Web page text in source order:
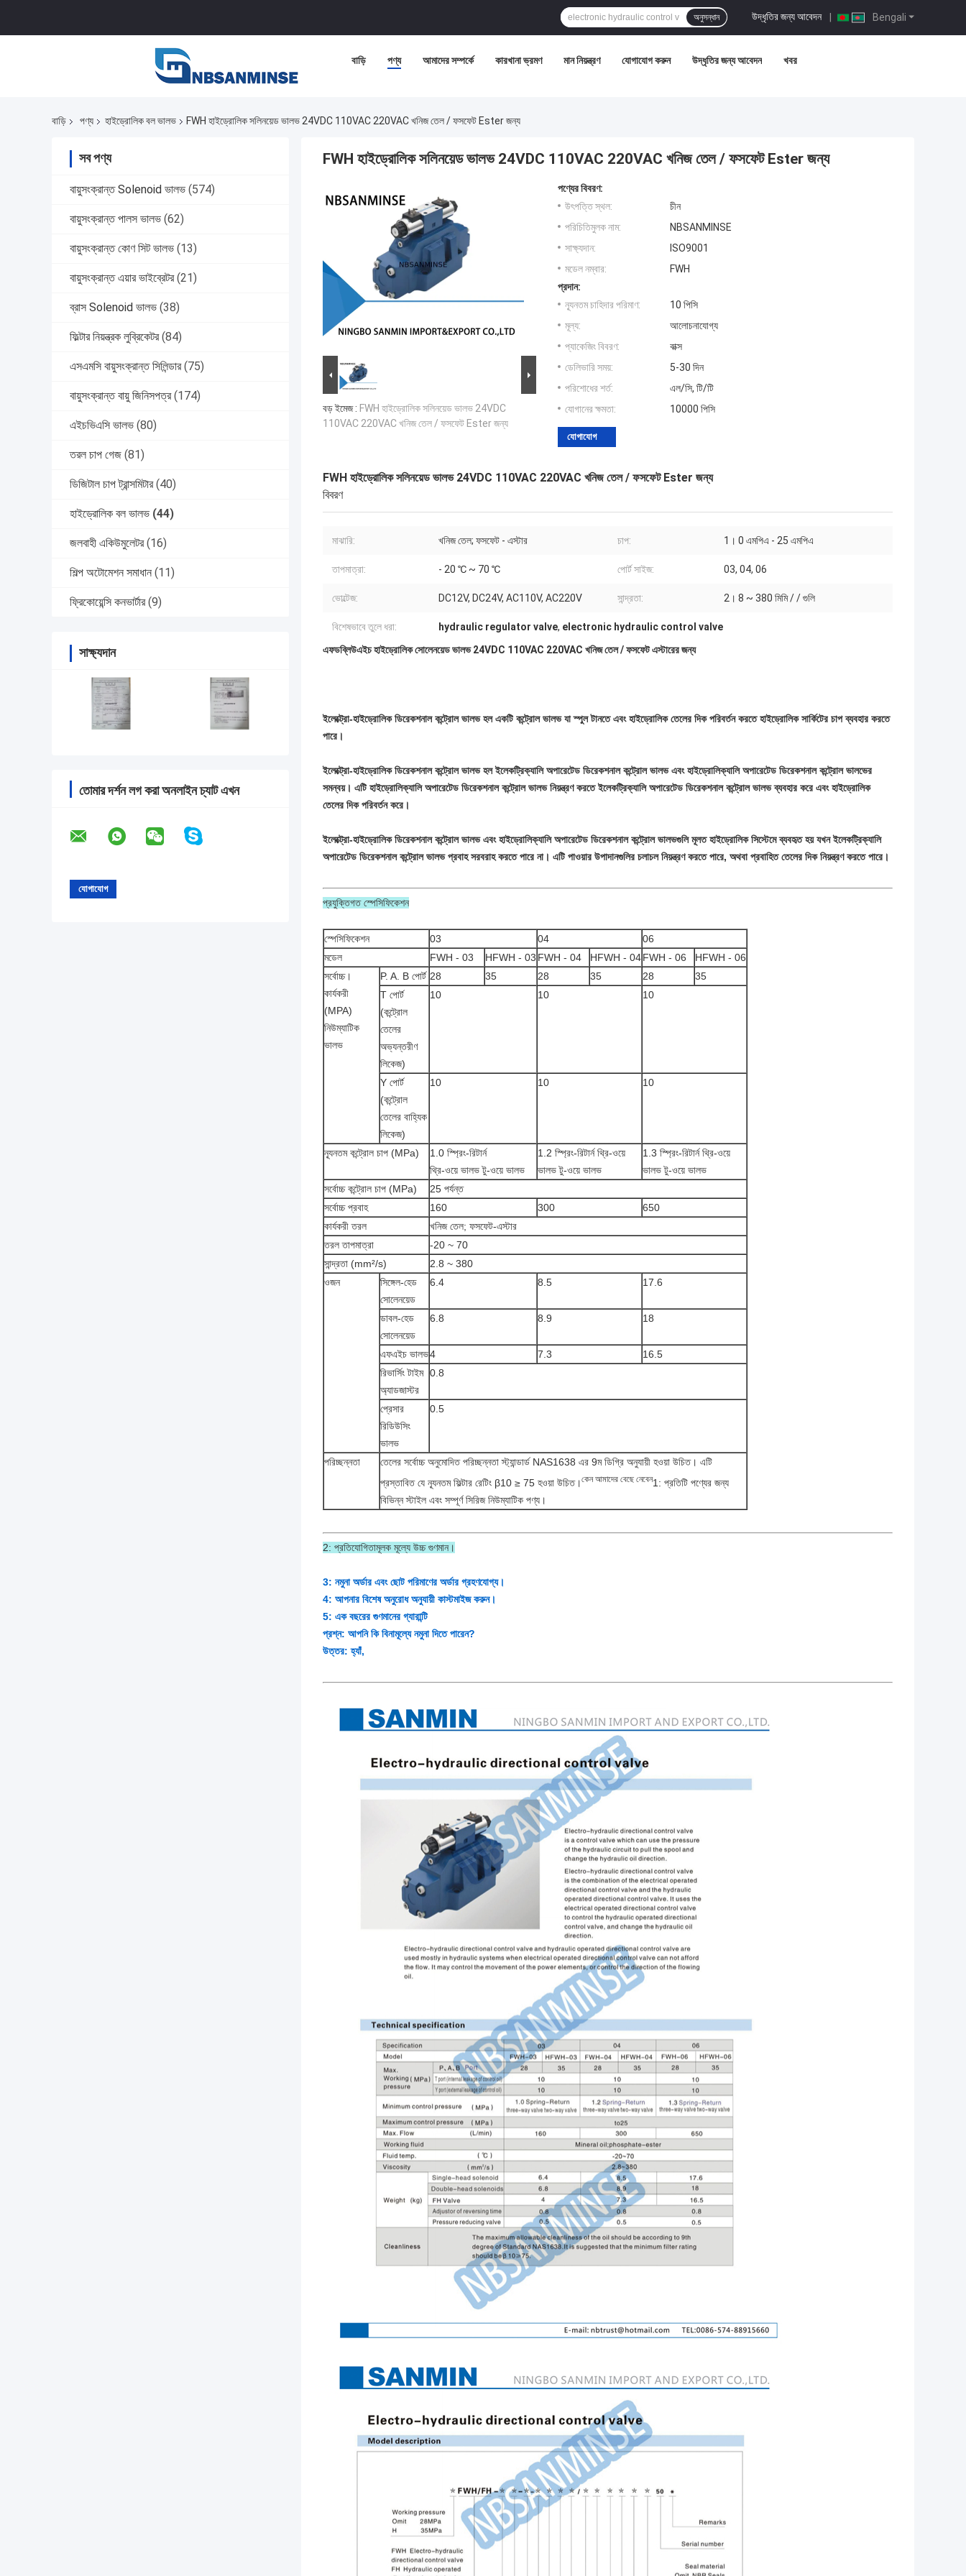
Bengali
উদ্ধৃতির জন্য আবেদন |
অনুসন্ধান
বাড়ি পণ্য আমাদের সম্পর্কে কারখানা ভ্রমণ মান নিয়ন্ত্রণ যোগাযোগ করুন উদ্ধৃতির জন্য আবেদন খবর
বাড়ি পণ্য হাইড্রোলিক বল ভালভ FWH হাইড্রোলিক সলিনয়েড ভালভ 24VDC 110VAC 220VAC খনিজ তেল / ফসফেট Ester জন্য
সব পণ্য
বায়ুসংক্রান্ত Solenoid ভালভ (574)
বায়ুসংক্রান্ত পালস ভালভ (62)
বায়ুসংক্রান্ত কোণ সিট ভালভ (13)
বায়ুসংক্রান্ত এয়ার ভাইব্রেটর (21)
ব্রাস Solenoid ভালভ (38)
ফিল্টার নিয়ন্ত্রক লুব্রিকেটর (84)
এসএমসি বায়ুসংক্রান্ত সিলিন্ডার (75)
বায়ুসংক্রান্ত বায়ু জিনিসপত্র (174)
এইচভিএসি ভালভ (80)
তরল চাপ গেজ (81)
ডিজিটাল চাপ ট্রান্সমিটার (40)
হাইড্রোলিক বল ভালভ (44)
জলবাহী একিউমুলেটর (16)
শিল্প অটোমেশন সমাধান (11)
ফ্রিকোয়েন্সি কনভার্টার (9)
সাক্ষ্যদান
তোমার দর্শন লগ করা অনলাইন চ্যাট এখন
FWH হাইড্রোলিক সলিনয়েড ভালভ 24VDC 110VAC 220VAC খনিজ তেল / ফসফেট Ester জন্য
বড় ইমেজ : FWH হাইড্রোলিক সলিনয়েড ভালভ 24VDC
110VAC 220VAC খনিজ তেল / ফসফেট Ester জন্য
পণ্যের বিবরণ:
উৎপত্তি স্থল:
চীন
পরিচিতিমুলক নাম:
NBSANMINSE
সাক্ষ্যদান:
ISO9001
মডেল নম্বার:
FWH
প্রদান:
ন্যূনতম চাহিদার পরিমাণ:
10 পিসি
মূল্য:
আলোচনাযোগ্য
প্যাকেজিং বিবরণ:
বাক্স
ডেলিভারি সময়:
5-30 দিন
পরিশোধের শর্ত:
এল/সি, টি/টি
যোগানের ক্ষমতা:
10000 পিসি
যোগাযোগ
FWH হাইড্রোলিক সলিনয়েড ভালভ 24VDC 110VAC 220VAC খনিজ তেল / ফসফেট Ester জন্য
বিবরণ
মাঝারি: খনিজ তেল; ফসফেট - এস্টার চাপ: 1। 0 এমপিএ - 25 এমপিএ
তাপমাত্রা: - 20 ℃ ~ 70 ℃ পোর্ট সাইজ: 03, 04, 06
ভোল্টেজ: DC12V, DC24V, AC110V, AC220V সান্দ্রতা: 2। 8 ~ 380 মিমি / / গুলি
বিশেষভাবে তুলে ধরা: hydraulic regulator valve, electronic hydraulic control valve
এফডব্লিউএইচ হাইড্রোলিক সোলেনয়েড ভালভ 24VDC 110VAC 220VAC খনিজ তেল / ফসফেট এস্টারের জন্য
ইলেক্ট্রো-হাইড্রোলিক ডিরেকশনাল কন্ট্রোল ভালভ হল একটি কন্ট্রোল ভালভ যা স্পুল টানতে এবং হাইড্রোলিক তেলের দিক পরিবর্তন করতে হাইড্রোলিক সার্কিটের চাপ ব্যবহার করতে
পারে।
ইলেক্ট্রো-হাইড্রোলিক ডিরেকশনাল কন্ট্রোল ভালভ হল ইলেকট্রিক্যালি অপারেটেড ডিরেকশনাল কন্ট্রোল ভালভ এবং হাইড্রোলিক্যালি অপারেটেড ডিরেকশনাল কন্ট্রোল ভালভের
সমন্বয়। এটি হাইড্রোলিক্যালি অপারেটেড ডিরেকশনাল কন্ট্রোল ভালভ নিয়ন্ত্রণ করতে ইলেকট্রিক্যালি অপারেটেড ডিরেকশনাল কন্ট্রোল ভালভ ব্যবহার করে এবং হাইড্রোলিক
তেলের দিক পরিবর্তন করে।
ইলেক্ট্রো-হাইড্রোলিক ডিরেকশনাল কন্ট্রোল ভালভ এবং হাইড্রোলিক্যালি অপারেটেড ডিরেকশনাল কন্ট্রোল ভালভগুলি মূলত হাইড্রোলিক সিস্টেমে ব্যবহৃত হয় যখন ইলেকট্রিক্যালি
অপারেটেড ডিরেকশনাল কন্ট্রোল ভালভ প্রবাহ সরবরাহ করতে পারে না। এটি পাওয়ার উপাদানগুলির চলাচল নিয়ন্ত্রণ করতে পারে, অথবা প্রবাহিত তেলের দিক নিয়ন্ত্রণ করতে পারে।
প্রযুক্তিগত স্পেসিফিকেশন
স্পেসিফিকেশন 03 04
06
মডেল
FWH - 03 HFWH - 03 FWH - 04 HFWH - 04FWH - 06
HFWH - 06
সর্বোচ্চ।
কার্যকরী
(MPA)
নিউম্যাটিক
ভালভ
P. A. B পোর্ট 28 35 28 35 28
35
T পোর্ট
(কন্ট্রোল
তেলের
অভ্যন্তরীণ
লিকেজ)
10 10 10
Y পোর্ট
(কন্ট্রোল
তেলের বাহ্যিক
লিকেজ)
10 10 10
ন্যূনতম কন্ট্রোল চাপ (MPa)
1.0 স্প্রিং-রিটার্ন
থ্রি-ওয়ে ভালভ টু-ওয়ে ভালভ
1.2 স্প্রিং-রিটার্ন থ্রি-ওয়ে
ভালভ টু-ওয়ে ভালভ
1.3 স্প্রিং-রিটার্ন থ্রি-ওয়ে
ভালভ টু-ওয়ে ভালভ
সর্বোচ্চ কন্ট্রোল চাপ (MPa)
25 পর্যন্ত
সর্বোচ্চ প্রবাহ
160 300
650
কার্যকরী তরল
খনিজ তেল; ফসফেট-এস্টার
তরল তাপমাত্রা
-20 ~ 70
সান্দ্রতা (mm²/s)
2.8 ~ 380
ওজন
সিঙ্গেল-হেড
সোলেনয়েড
6.4 8.5 17.6
ডাবল-হেড
সোলেনয়েড
6.8 8.9 18
এফএইচ ভালভ4 7.3
16.5
রিভার্সিং টাইম
অ্যাডজাস্টর
0.8
প্রেসার
রিডিউসিং
ভালভ
0.5
পরিচ্ছন্নতা
তেলের সর্বোচ্চ অনুমোদিত পরিচ্ছন্নতা স্ট্যান্ডার্ড NAS1638 এর 9ম ডিগ্রি অনুযায়ী হওয়া উচিত। এটি
প্রস্তাবিত যে ন্যূনতম ফিল্টার রেটিং β10 ≥ 75 হওয়া উচিত।কেন আমাদের বেছে নেবেন1: প্রতিটি পণ্যের জন্য
বিভিন্ন স্টাইল এবং সম্পূর্ণ সিরিজ নিউম্যাটিক পণ্য।
2: প্রতিযোগিতামূলক মূল্যে উচ্চ গুণমান।
3: নমুনা অর্ডার এবং ছোট পরিমাণের অর্ডার গ্রহণযোগ্য।
4: আপনার বিশেষ অনুরোধ অনুযায়ী কাস্টমাইজ করুন।
5: এক বছরের গুণমানের গ্যারান্টি
প্রশ্ন: আপনি কি বিনামূল্যে নমুনা দিতে পারেন?
উত্তর: হ্যাঁ,